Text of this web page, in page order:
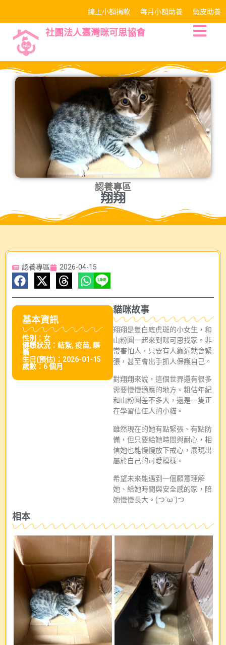
線上小額捐款 每月小額助養 蝦皮助養
社團法人臺灣咪可思協會
認養專區
翔翔
認養專區 2026-04-15
基本資訊
性別：女
健康狀況：結紮, 疫苗, 驅
蟲
生日(預估)：2026-01-15
歲數：6 個月
貓咪故事
翔翔是隻白底虎斑的小女生，和
山粉圓一起來到咪可思找家。非
常害怕人，只要有人靠近就會緊
張，甚至會出手抓人保護自己。
對翔翔來說，這個世界還有很多
需要慢慢適應的地方。粗估年紀
和山粉圓差不多大，還是一隻正
在學習信任人的小貓。
雖然現在的她有點緊張、有點防
備，但只要給她時間與耐心，相
信她也能慢慢放下戒心，展現出
屬於自己的可愛模樣。
希望未來能遇到一個願意理解
她、給她時間與安全感的家，陪
她慢慢長大。(つ´ω`)つ
相本